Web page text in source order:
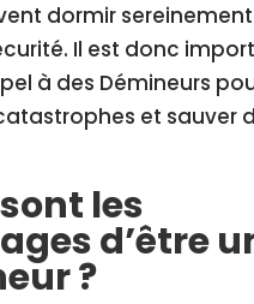
dormir
Il est donc
à des Démineurs
et sauver
les
d’être
?